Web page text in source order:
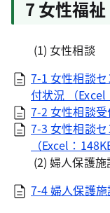
7 女性福祉
(1) 女性相談
7-1 女性相談
付状況 （Excel
7-2 女性相談受
7-3 女性相談
（Excel：
(2) 婦人保護施
7-4 婦人保護施